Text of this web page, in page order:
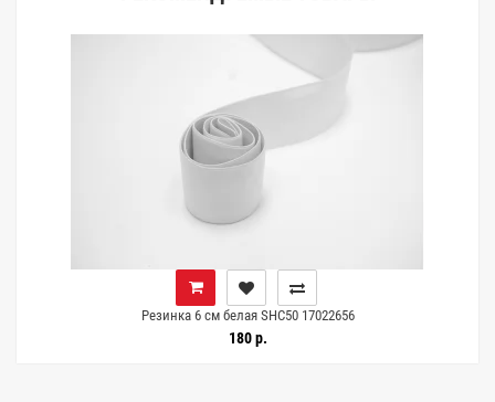
Резинка 6 см белая SHC50 17022656
180 р.